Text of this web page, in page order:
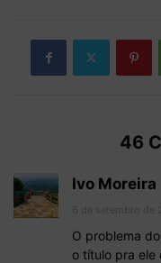
46
Ivo Moreira
O problema
o título pra ele